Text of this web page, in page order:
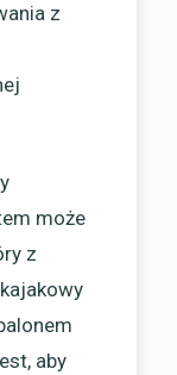
z
może
z
aby